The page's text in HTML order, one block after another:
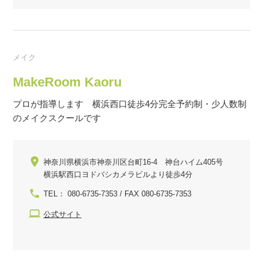
メイク
MakeRoom Kaoru
プロが指導します 横浜西口徒歩4分完全予約制・少人数制
のメイクスクールです
神奈川県横浜市神奈川区台町16-4 神台ハイム405号
横浜駅西口ヨドバシカメラビルより徒歩4分
TEL： 080-6735-7353 / FAX 080-6735-7353
公式サイト